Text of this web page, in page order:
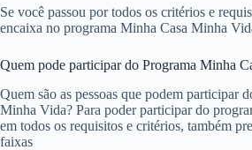
Se você passou por todos os critérios e
encaixa no programa Minha Casa Minha
Quem pode participar do Programa Minha
Quem são as pessoas que podem participar
Minha Vida? Para poder participar do
em todos os requisitos e critérios, também
faixas